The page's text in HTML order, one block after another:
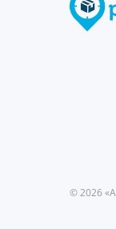
© 2026